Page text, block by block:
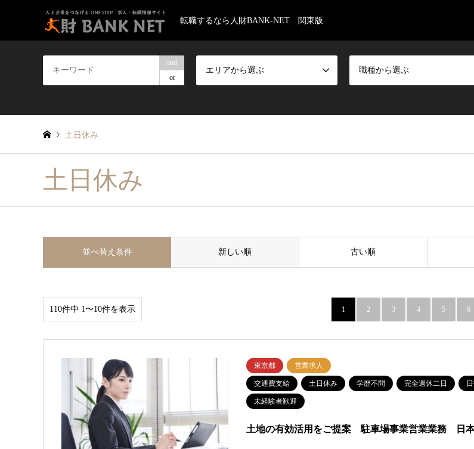
転職するなら人財BANK-NET 関東版
and
or
エリアから選ぶ 職種から選ぶ
土日休み
土日休み
並べ替え条件 新しい順 古い順
110件中 1〜10件を表示 1 2 3 4 5 6
東京都 営業求人
交通費支給 土日休み 学歴不問 完全週休二日
未経験者歓迎
土地の有効活用をご提案 駐車場事業営業業務 日